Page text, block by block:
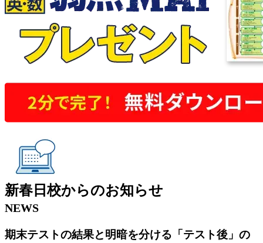
新春日校からのお知らせ
NEWS
期末テストの結果と明暗を分ける「テスト後」の